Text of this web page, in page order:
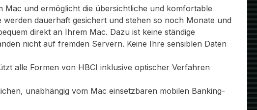
Mac und ermöglicht die übersichtliche und komfortable
dauerhaft gesichert und stehen so noch Monate und
direkt an Ihrem Mac. Dazu ist keine ständige
nicht auf fremden Servern. Keine Ihre sensiblen Daten
alle Formen von HBCI inklusive optischer Verfahren
unabhängig vom Mac einsetzbaren mobilen Banking-